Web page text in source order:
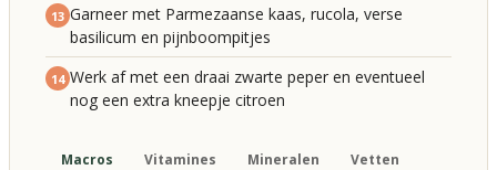
13 Garneer met Parmezaanse kaas, rucola, verse
basilicum en pijnboompitjes
14 Werk af met een draai zwarte peper en eventueel
nog een extra kneepje citroen
Macros Vitamines Mineralen Vetten